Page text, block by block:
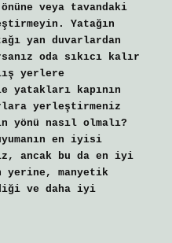
veya tavandaki
Yatağın
yan duvarlardan
oda sıkıcı kalır
yerlere
kapının
yerleştirmeniz
yönü nasıl olmalı?
en iyisi
ancak bu da en iyi
yerine, manyetik
ve daha iyi